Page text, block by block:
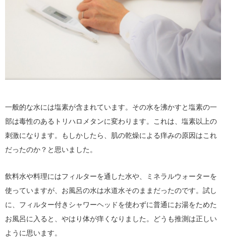
一般的な水には塩素が含まれています。その水を沸かすと塩素の一
部は毒性のあるトリハロメタンに変わります。これは、塩素以上の
刺激になります。もしかしたら、肌の乾燥による痒みの原因はこれ
だったのか？と思いました。
飲料水や料理にはフィルターを通した水や、ミネラルウォーターを
使っていますが、お風呂の水は水道水そのままだったのです。試し
に、フィルター付きシャワーヘッドを使わずに普通にお湯をためた
お風呂に入ると、やはり体が痒くなりました。どうも推測は正しい
ように思います。